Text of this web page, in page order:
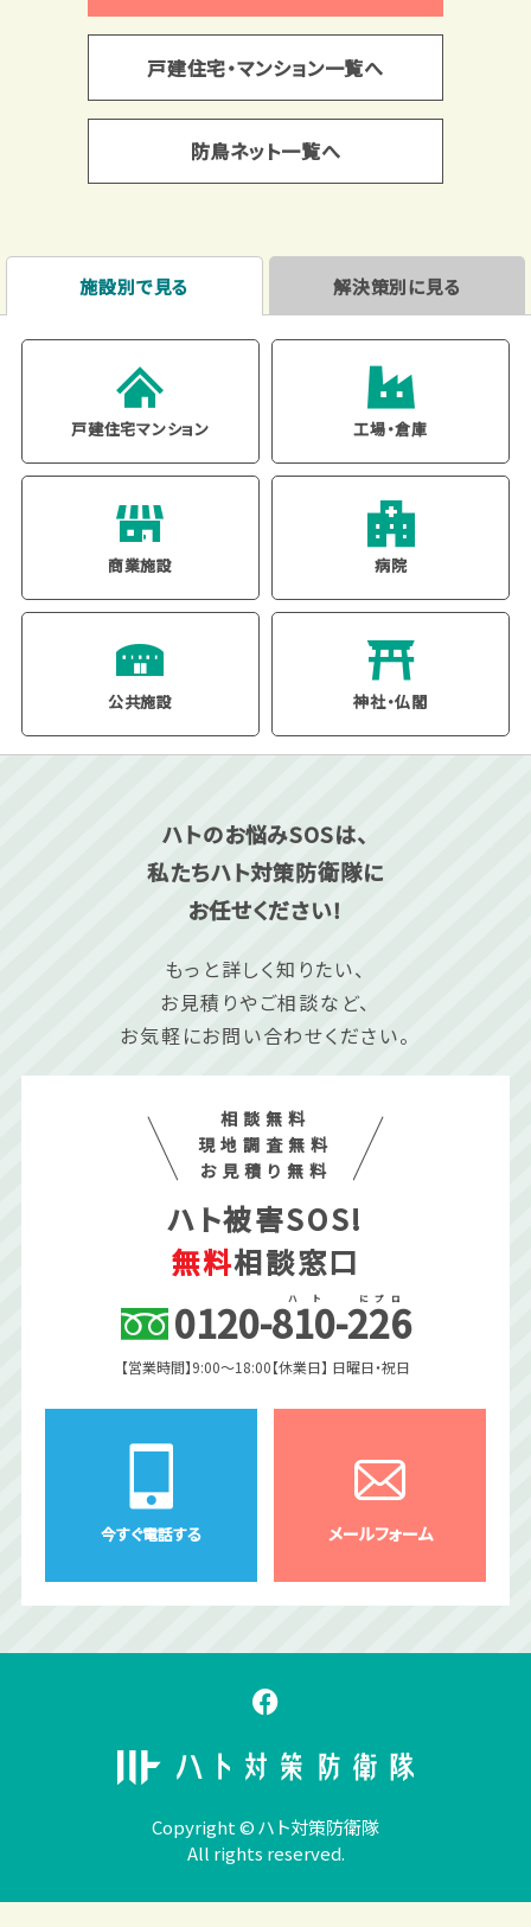
戸建住宅・マンション一覧へ
防鳥ネット一覧へ
施設別で見る 解決策別に見る
戸建住宅マンション 工場・倉庫
商業施設 病院
公共施設 神社・仏閣
ハトのお悩みSOSは、
私たちハト対策防衛隊に
お任せください！
もっと詳しく知りたい、
お見積りやご相談など、
お気軽にお問い合わせください。
相談無料
現地調査無料
お見積り無料
ハト被害SOS!
無料相談窓口
0120-810
ハ ト -226
に プ ロ
【営業時間】9:00〜18:00【休業日】 日曜日・祝日
今すぐ電話する メールフォーム
Copyright © ハト対策防衛隊
All rights reserved.